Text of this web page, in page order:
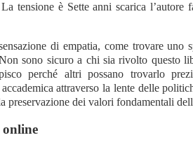
tensione è Sette anni scarica
di empatia, come trovare uno
sono sicuro a chi sia rivolto questo
perché altri possano trovarlo
attraverso la lente delle
preservazione dei valori fondamentali
online